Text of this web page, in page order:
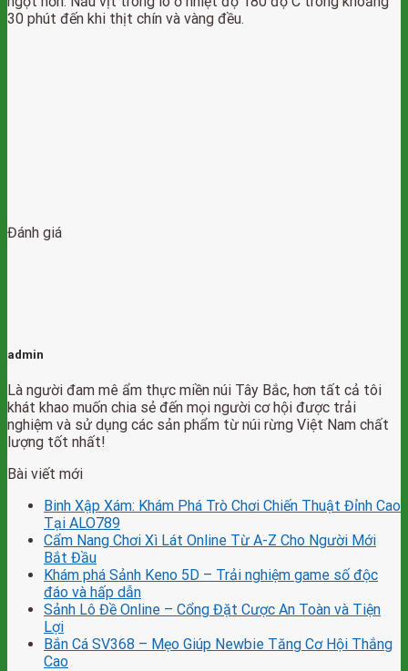
30 phút đến khi thịt chín và vàng đều.
Đánh giá
admin
Là người đam mê ẩm thực miền núi Tây Bắc, hơn tất cả tôi
khát khao muốn chia sẻ đến mọi người cơ hội được trải
nghiệm và sử dụng các sản phẩm từ núi rừng Việt Nam chất
lượng tốt nhất!
Bài viết mới
Binh Xập Xám: Khám Phá Trò Chơi Chiến Thuật Đỉnh Cao
Tại ALO789
Cẩm Nang Chơi Xì Lát Online Từ A-Z Cho Người Mới
Bắt Đầu
Khám phá Sảnh Keno 5D – Trải nghiệm game số độc
đáo và hấp dẫn
Sảnh Lô Đề Online – Cổng Đặt Cược An Toàn và Tiện
Lợi
Bắn Cá SV368 – Mẹo Giúp Newbie Tăng Cơ Hội Thắng
Cao